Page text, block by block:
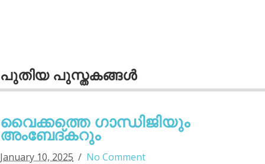
പുതിയ പുസ്തകങ്ങള്‍
വൈക്കത്തെ ഗാന്ധിജിയും
അംബേദ്കറും
January 10, 2025 No Comment